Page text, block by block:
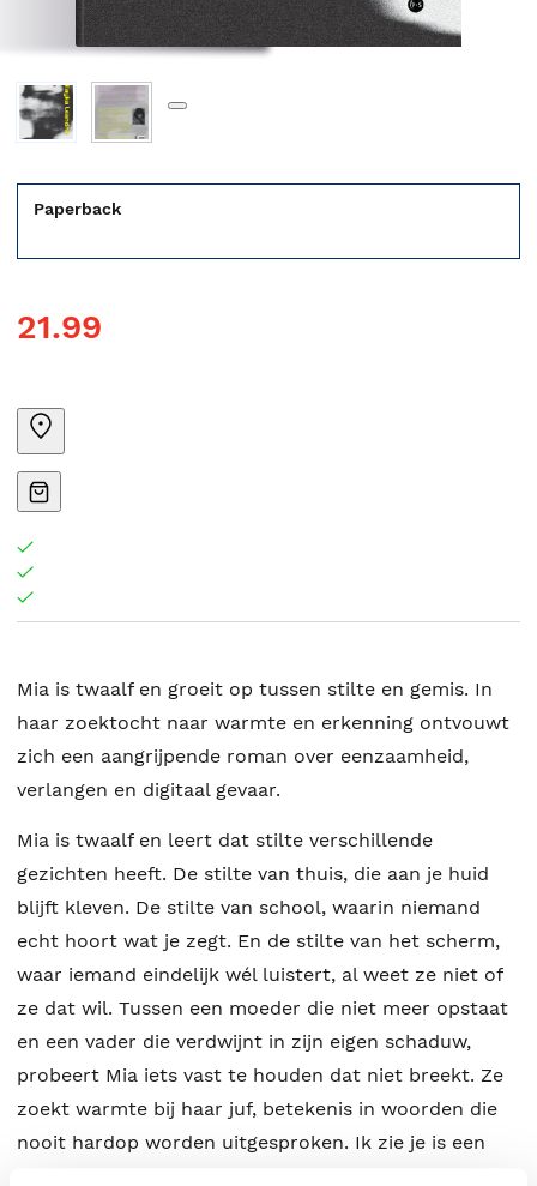
Paperback
21.99
Mia is twaalf en groeit op tussen stilte en gemis. In
haar zoektocht naar warmte en erkenning ontvouwt
zich een aangrijpende roman over eenzaamheid,
verlangen en digitaal gevaar.
Mia is twaalf en leert dat stilte verschillende
gezichten heeft. De stilte van thuis, die aan je huid
blijft kleven. De stilte van school, waarin niemand
echt hoort wat je zegt. En de stilte van het scherm,
waar iemand eindelijk wél luistert, al weet ze niet of
ze dat wil. Tussen een moeder die niet meer opstaat
en een vader die verdwijnt in zijn eigen schaduw,
probeert Mia iets vast te houden dat niet breekt. Ze
zoekt warmte bij haar juf, betekenis in woorden die
nooit hardop worden uitgesproken. Ik zie je is een